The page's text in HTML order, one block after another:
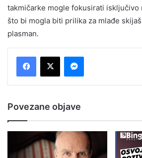
takmičarke mogle fokusirati isključivo
što bi mogla biti prilika za mlađe
plasman.
Povezane objave